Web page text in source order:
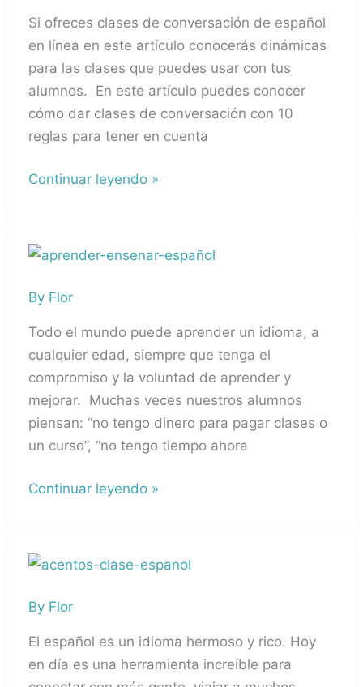
Si ofreces clases de conversación de español
en línea en este artículo conocerás dinámicas
para las clases que puedes usar con tus
alumnos. En este artículo puedes conocer
cómo dar clases de conversación con 10
reglas para tener en cuenta
Continuar leyendo »
By Flor
Todo el mundo puede aprender un idioma, a
cualquier edad, siempre que tenga el
compromiso y la voluntad de aprender y
mejorar. Muchas veces nuestros alumnos
piensan: “no tengo dinero para pagar clases o
un curso”, “no tengo tiempo ahora
La
manera
enseñar
español
online
Continuar leyendo »
By Flor
El español es un idioma hermoso y rico. Hoy
en día es una herramienta increíble para
Acentos
la